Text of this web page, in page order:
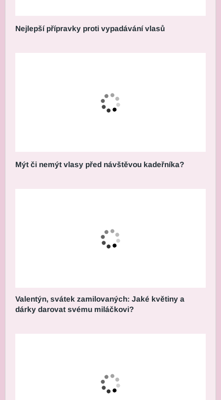
Nejlepší přípravky proti vypadávání vlasů
Mýt či nemýt vlasy před návštěvou kadeřníka?
Valentýn, svátek zamilovaných: Jaké květiny a
dárky darovat svému miláčkovi?